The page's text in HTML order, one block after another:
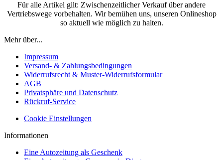
Für alle Artikel gilt: Zwischenzeitlicher Verkauf über andere
Vertriebswege vorbehalten. Wir bemühen uns, unseren Onlineshop
so aktuell wie möglich zu halten.
Mehr über...
Impressum
Versand- & Zahlungsbedingungen
Widerrufsrecht & Muster-Widerrufsformular
AGB
Privatsphäre und Datenschutz
Rückruf-Service
Cookie Einstellungen
Informationen
Eine Autozeitung als Geschenk